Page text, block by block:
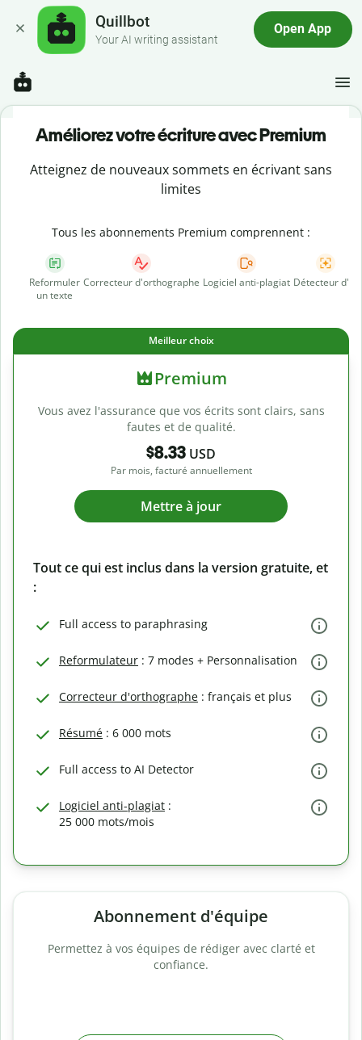
Quillbot
Your AI writing assistant
Open App
Améliorez votre écriture avec Premium
Atteignez de nouveaux sommets en écrivant sans
limites
Tous les abonnements Premium comprennent :
Reformuler
un texte
Correcteur d'orthographe Logiciel anti-plagiat Détecteur d'IA
Meilleur choix
Premium
Vous avez l'assurance que vos écrits sont clairs, sans
fautes et de qualité.
$8.33 USD
Par mois, facturé annuellement
Mettre à jour
Tout ce qui est inclus dans la version gratuite, et
:
Full access to paraphrasing
Reformulateur : 7 modes + Personnalisation
Correcteur d'orthographe : français et plus
Résumé : 6 000 mots
Full access to AI Detector
Logiciel anti-plagiat :
25 000 mots/mois
Abonnement d'équipe
Permettez à vos équipes de rédiger avec clarté et
confiance.